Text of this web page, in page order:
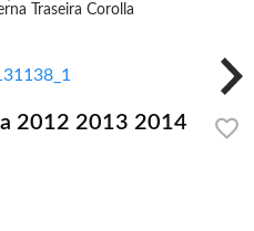
Traseira Corolla
2012 2013 2014